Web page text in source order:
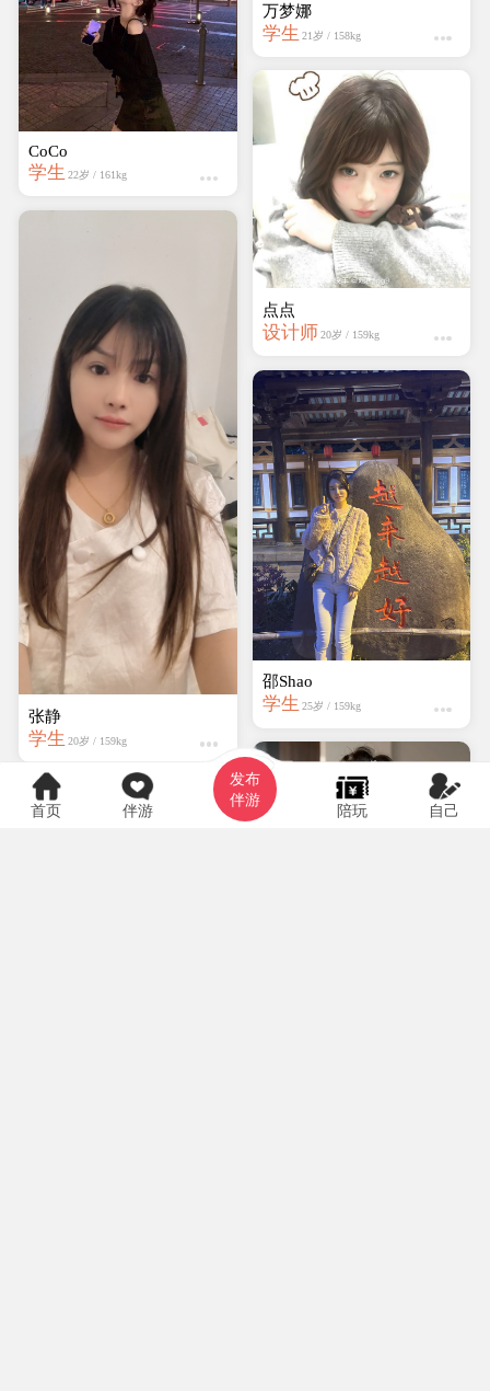
CoCo
学生 22岁 / 161kg
张静
学生 20岁 / 159kg
万梦娜
学生 21岁 / 158kg
点点
设计师 20岁 / 159kg
邵Shao
学生 25岁 / 159kg
首页 伴游
发布
伴游
陪玩 自己